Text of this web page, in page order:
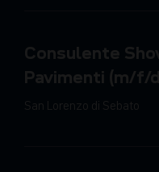
Consulente
Pavimenti (m/f/
San Lorenzo di Sebato